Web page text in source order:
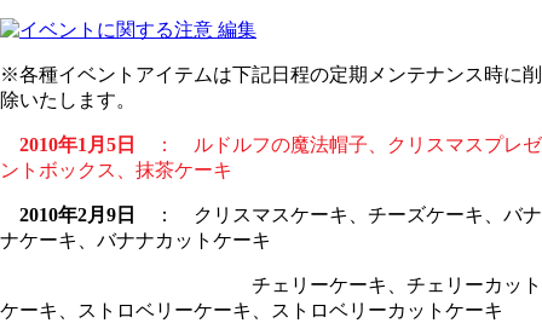
※各種イベントアイテムは下記日程の定期メンテナンス時に削
除いたします。
2010年1月5日
： ルドルフの魔法帽子、クリスマスプレゼ
ントボックス、抹茶ケーキ
2010年2月9日
： クリスマスケーキ、チーズケーキ、バナ
ナケーキ、バナナカットケーキ
チェリーケーキ、チェリーカット
ケーキ、ストロベリーケーキ、ストロベリーカットケーキ